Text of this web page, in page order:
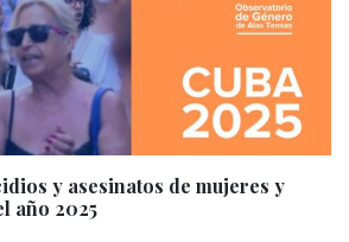
y asesinatos de mujeres y
año 2025